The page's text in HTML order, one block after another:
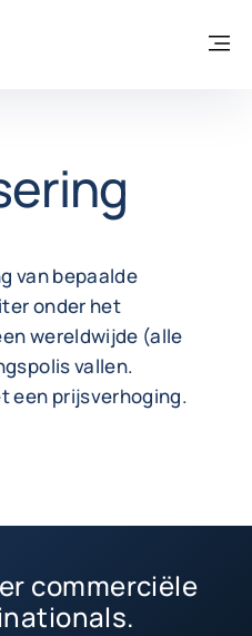
TRADE - GROEP WEBSITE
van bepaalde
onder het
wereldwijde (alle
vallen.
een prijsverhoging.
commerciële